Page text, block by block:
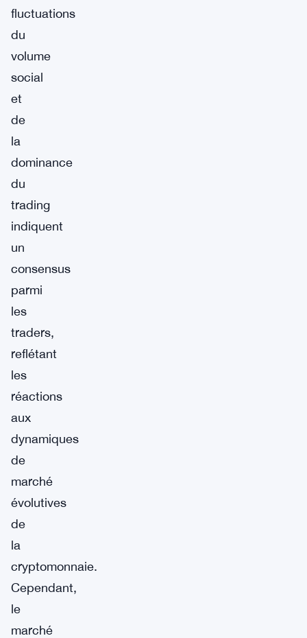
fluctuations
du
volume
social
et
de
la
dominance
du
trading
indiquent
un
consensus
parmi
les
traders,
reflétant
les
réactions
aux
dynamiques
de
marché
évolutives
de
la
cryptomonnaie.
Cependant,
le
marché